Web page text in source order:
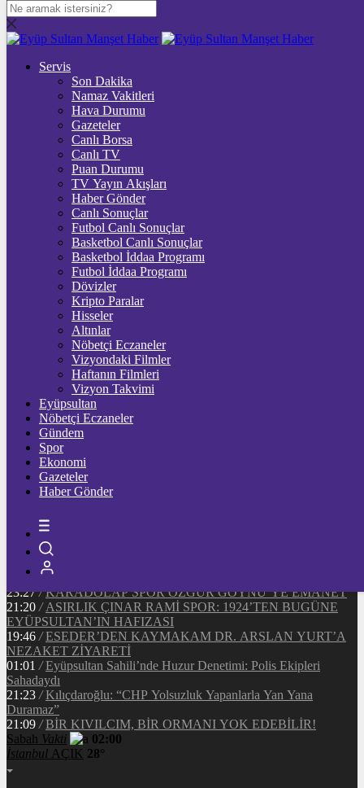
DOLAR
47,7436$% 0.18
EURO
% 0.32
STERLİN
% 0.38
GRAM ALTIN
%2,59
%2,39
BİTCOİN
฿%-0.3
ETHEREUM
%-0.5
TETHER
47.67
$%0
Servis
Son Dakika
Namaz Vakitleri
Hava Durumu
Gazeteler
Canlı Borsa
Canlı TV
Puan Durumu
TV Yayın Akışları
Haber Gönder
Canlı Sonuçlar
Futbol Canlı Sonuçlar
Basketbol Canlı Sonuçlar
Basketbol İddaa Programı
Futbol İddaa Programı
Dövizler
Kripto Paralar
Hisseler
Altınlar
Nöbetçi Eczaneler
Vizyondaki Filmler
Haftanın Filmleri
Vizyon Takvimi
Eyüpsultan
Nöbetçi Eczaneler
Gündem
Spor
Ekonomi
Gazeteler
Haber Gönder
20:37 / CHP EYÜPSULTAN İLÇE ÖRGÜTÜ ÜYELERİ
/ MHP EYÜPSULTAN TEŞKİLATI’NIN ACI GÜNÜ
13:33
/ BAŞKAN DR. MİTHAT BÜLENT ÖZMEN’DEN
KAMUOYUNA AÇIKLAMA
Makyaj Sanatçısı Uzay Damla Yıldız, Uluslararası
Başarılarıyla Türkiye’yi Temsil Ediyor
23:27 / KARADOLAP SPOR ÖZGÜR GÖYNÜ’YE EMANET
21:20 / ASIRLIK ÇINAR RAMİ SPOR: 1924’TEN BUGÜNE
EYÜPSULTAN’IN HAFIZASI
19:46 / ESEDER’DEN KAYMAKAM DR. ARSLAN YURT’A
NEZAKET ZİYARETİ
01:01 / Eyüpsultan Sahili’nde Huzur Denetimi: Polis Ekipleri
Sahadaydı
21:23 / Kılıçdaroğlu: “CHP Yolsuzluk Yapanlarla Yan Yana
Duramaz”
21:09 / BİR KIVILCIM, BİR ORMANI YOK EDEBİLİR!
Sabah Vakti
02:00
İstanbul AÇIK 28°